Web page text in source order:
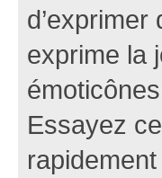
exprime la
Essayez